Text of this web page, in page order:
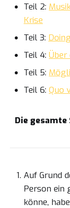
Teil 2:
Krise
Teil 3:
Teil 4: Über
Teil 5:
Teil 6: Quo
Die
Auf Grund
Person ein
könne,